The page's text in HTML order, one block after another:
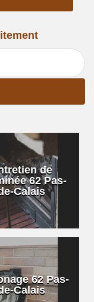
de
62 Pas-
Calais
62 Pas-
Calais